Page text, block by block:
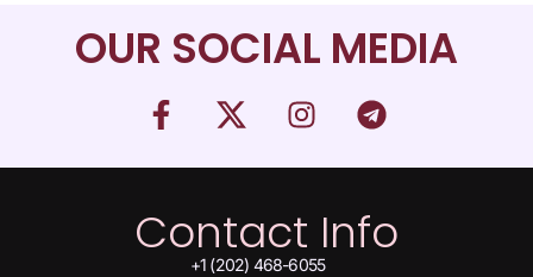
OUR SOCIAL MEDIA
Contact Info
+1 (202) 468-6055